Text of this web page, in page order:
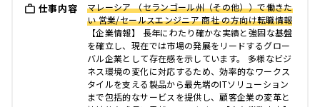
仕事内容
マレーシア （セランゴール州（その他））で働きた
い 営業/セールスエンジニア 商社 の方向け転職情報
【企業情報】 長年にわたり確かな実績と強固な基盤
を確立し、現在では市場の発展をリードするグロー
バル企業として存在感を示しています。 多様なビジ
ネス環境の変化に対応するため、効率的なワークス
タイルを支える製品から最先端のITソリューション
まで包括的なサービスを提供し、顧客企業の変革と